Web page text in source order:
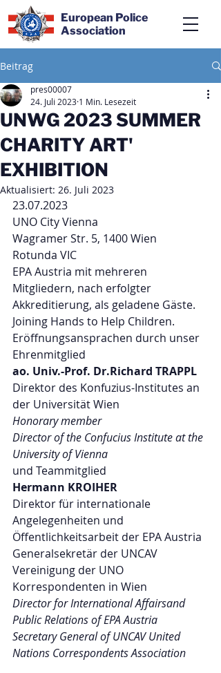
European Police
Association
Beitrag
UNWG 2023 SUMMER
CHARITY ART'
EXHIBITION
pres00007
24. Juli 2023 1 Min. Lesezeit
Aktualisiert: 26. Juli 2023
23.07.2023
UNO City Vienna
Wagramer Str. 5, 1400 Wien
Rotunda VIC
EPA Austria mit mehreren
Mitgliedern, nach erfolgter
Akkreditierung, als geladene Gäste.
Joining Hands to Help Children.
Eröffnungsansprachen durch unser
Ehrenmitglied
ao. Univ.-Prof. Dr.Richard TRAPPL
Direktor des Konfuzius-Institutes an
der Universität Wien
Honorary member
Director of the Confucius Institute at the
University of Vienna
und Teammitglied
Hermann KROIHER
Direktor für internationale
Angelegenheiten und
Öffentlichkeitsarbeit der EPA Austria
Generalsekretär der UNCAV
Vereinigung der UNO
Korrespondenten in Wien
Director for International Affairsand
Public Relations of EPA Austria
Secretary General of UNCAV United
Nations Correspondents Association